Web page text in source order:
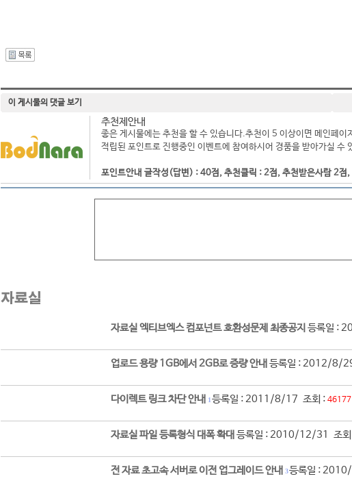
이 게시물의 댓글 보기
추천제안내
좋은 게시물에는 추천을 할 수 있습니다.추천이 5 이상이면 메인페이
적립된 포인트로 진행중인 이벤트에 참여하시어 경품을 받아가실 수
포인트안내 글작성(답변) : 40점, 추천클릭 : 2점, 추천받은사람 2점,
자료실 엑티브엑스 컴포넌트 호환성문제 최종공지 등록일 :
업로드 용량 1GB에서 2GB로 증량 안내 등록일 : 2012/8/
다이렉트 링크 차단 안내 1등록일 : 2011/8/17 조회 : 46177
자료실 파일 등록형식 대폭 확대 등록일 : 2010/12/31 조
전 자료 초고속 서버로 이전 업그레이드 안내 3등록일 :